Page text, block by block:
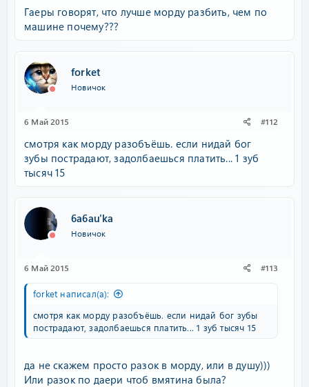
Гаеры говорят, что лучше морду разбить, чем по
машине почему???
forket
Новичок
6 Май 2015 #112
смотря как морду разобъёшь. если нидай бог
зубы пострадают, задолбаешься платить... 1 зуб
тысяч 15
6a6au'ka
Новичок
6 Май 2015 #113
forket написал(а):
смотря как морду разобъёшь. если нидай бог зубы
пострадают, задолбаешься платить... 1 зуб тысяч 15
да не скажем просто разок в морду, или в душу)))
Или разок по даери чтоб вмятина была?